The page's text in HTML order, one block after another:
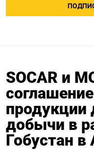
SOCAR и
продукции
добычи в
Гобустан